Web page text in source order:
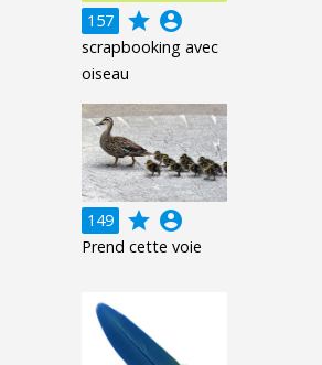
157 grade account_circle
scrapbooking avec
oiseau
149 grade account_circle
Prend cette voie